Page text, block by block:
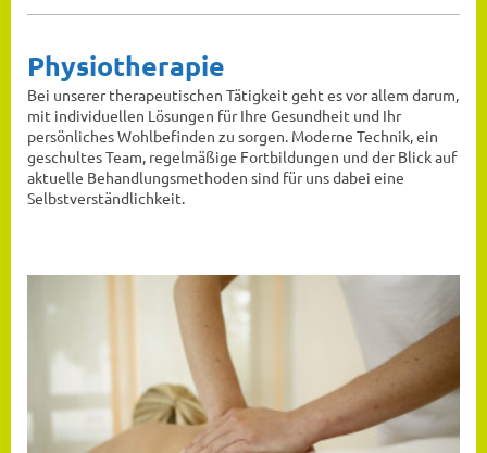
Physiotherapie
Bei unserer therapeutischen Tätigkeit geht es vor allem darum,
mit individuellen Lösungen für Ihre Gesundheit und Ihr
persönliches Wohlbefinden zu sorgen. Moderne Technik, ein
geschultes Team, regelmäßige Fortbildungen und der Blick auf
aktuelle Behandlungsmethoden sind für uns dabei eine
Selbstverständlichkeit.